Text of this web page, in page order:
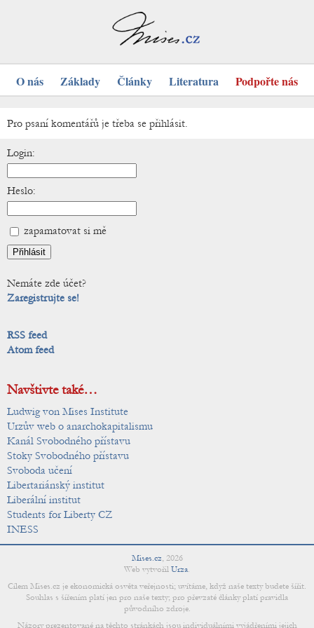
O nás Základy Články Literatura Podpořte nás
Pro psaní komentářů je třeba se přihlásit.
Login:
Heslo:
zapamatovat si mě
Nemáte zde účet?
Zaregistrujte se!
RSS feed
Atom feed
Navštivte také…
Ludwig von Mises Institute
Urzův web o anarchokapitalismu
Kanál Svobodného přístavu
Stoky Svobodného přístavu
Svoboda učení
Libertariánský institut
Liberální institut
Students for Liberty CZ
INESS
Mises.cz, 2026
Web vytvořil Urza.
Cílem Mises.cz je ekonomická osvěta veřejnosti; uvítáme, když naše texty budete šířit.
Souhlas s šířením platí jen pro naše texty; pro převzaté články platí pravidla
původního zdroje.
Názory prezentované na těchto stránkách jsou individuálními vyjádřeními jejich